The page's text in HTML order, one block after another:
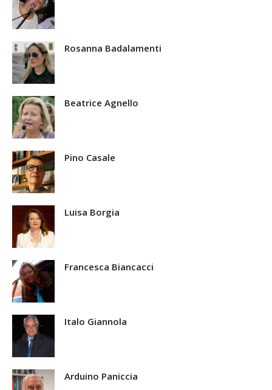
Rosanna Badalamenti
Beatrice Agnello
Pino Casale
Luisa Borgia
Francesca Biancacci
Italo Giannola
Arduino Paniccia